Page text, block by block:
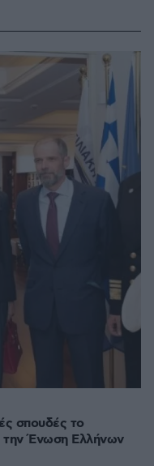
σπουδές το
την Ένωση Ελλήνων